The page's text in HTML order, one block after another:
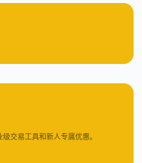
交易工具和新人专属优惠。